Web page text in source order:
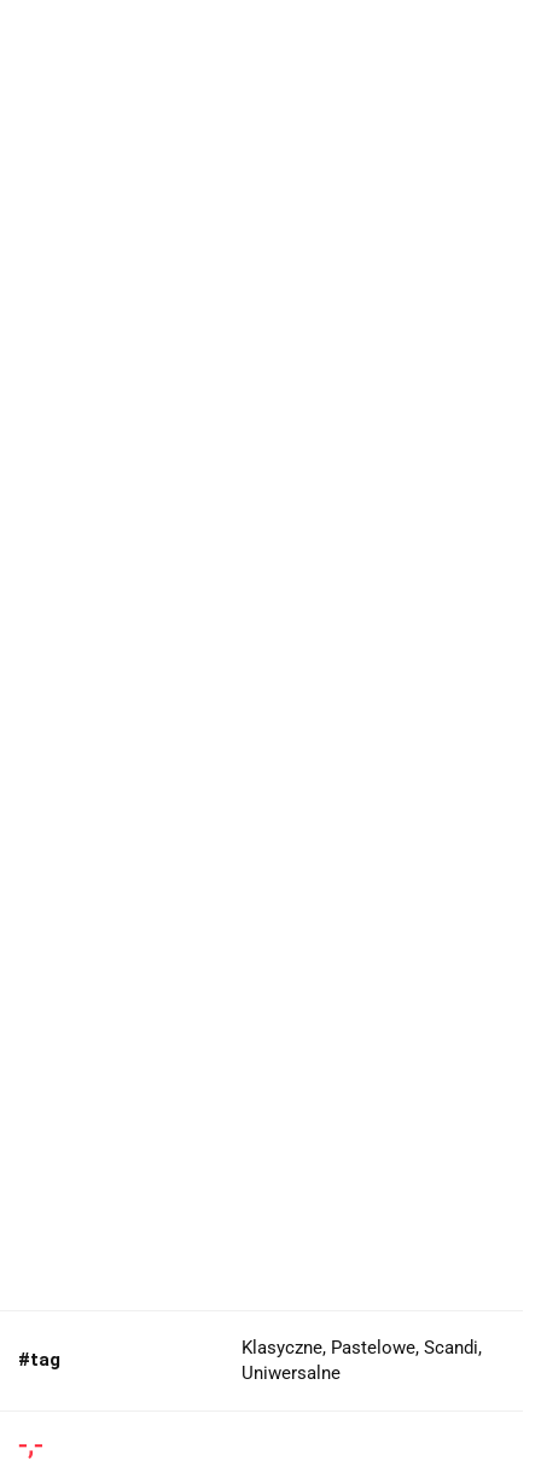
#tag
Klasyczne, Pastelowe, Scandi,
Uniwersalne
-,-